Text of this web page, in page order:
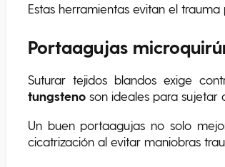
Estas herramientas evitan el
Portaagujas
Suturar tejidos blandos exige
tungsteno son ideales para sujetar
Un buen portaagujas no solo
cicatrización al evitar maniobras